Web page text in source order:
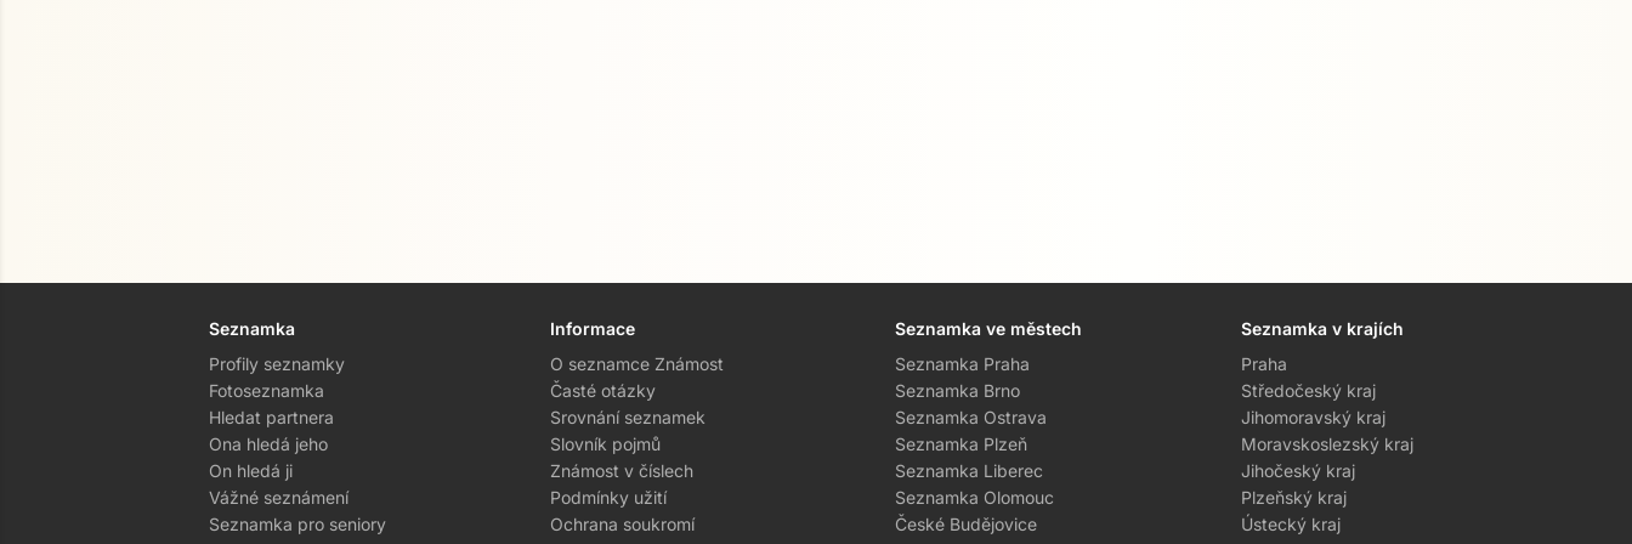
Seznamka
Profily seznamky
Fotoseznamka
Hledat partnera
Ona hledá jeho
On hledá ji
Vážné seznámení
Seznamka pro seniory
Informace
O seznamce Známost
Časté otázky
Srovnání seznamek
Slovník pojmů
Známost v číslech
Podmínky užití
Ochrana soukromí
Seznamka ve městech
Seznamka Praha
Seznamka Brno
Seznamka Ostrava
Seznamka Plzeň
Seznamka Liberec
Seznamka Olomouc
České Budějovice
Seznamka v krajích
Praha
Středočeský kraj
Jihomoravský kraj
Moravskoslezský kraj
Jihočeský kraj
Plzeňský kraj
Ústecký kraj